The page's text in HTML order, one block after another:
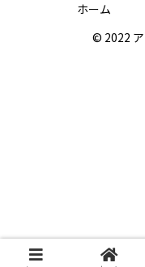
ホーム
© 2022